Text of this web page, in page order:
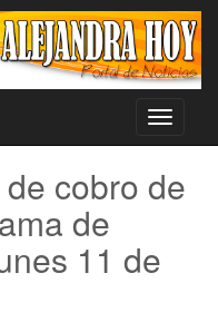
Toggle
cobro de
de
11 de